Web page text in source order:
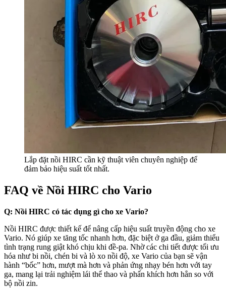
Lắp đặt nồi HIRC cần kỹ thuật viên chuyên nghiệp để
đảm bảo hiệu suất tốt nhất.
FAQ về Nồi HIRC cho Vario
Q: Nồi HIRC có tác dụng gì cho xe Vario?
Nồi HIRC được thiết kế để nâng cấp hiệu suất truyền động cho xe
Vario. Nó giúp xe tăng tốc nhanh hơn, đặc biệt ở ga đầu, giảm thiểu
tình trạng rung giật khó chịu khi đề-pa. Nhờ các chi tiết được tối ưu
hóa như bi nồi, chén bi và lò xo nồi độ, xe Vario của bạn sẽ vận
hành “bốc” hơn, mượt mà hơn và phản ứng nhạy bén hơn với tay
ga, mang lại trải nghiệm lái thể thao và phấn khích hơn hẳn so với
bộ nồi zin.